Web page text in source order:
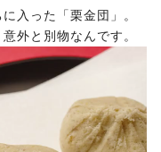
入った「栗金団」。
外と別物なんです。